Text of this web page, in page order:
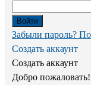
Забыли пароль?
Создать аккаунт
Создать аккаунт
Добро